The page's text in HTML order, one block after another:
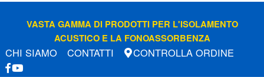
VASTA GAMMA DI PRODOTTI PER L'ISOLAMENTO
ACUSTICO E LA FONOASSORBENZA
CHI SIAMO CONTATTI CONTROLLA ORDINE